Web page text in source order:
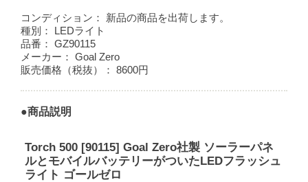
コンディション：
新品の商品を出荷します。
種別：
LEDライト
品番：
GZ90115
メーカー：
Goal Zero
販売価格（税抜）：
8600円
●商品説明
Torch 500 [90115] Goal Zero社製 ソーラーパネ
ルとモバイルバッテリーがついたLEDフラッシュ
ライト ゴールゼロ